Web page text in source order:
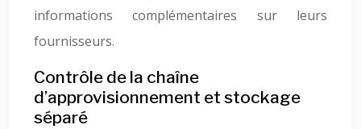
informations complémentaires sur leurs
fournisseurs.
Contrôle de la chaîne
d’approvisionnement et stockage
séparé